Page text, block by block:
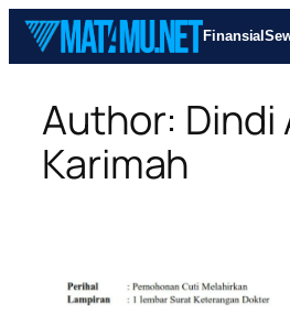
Skip
content
Finansial
Author: Dindi
Karimah